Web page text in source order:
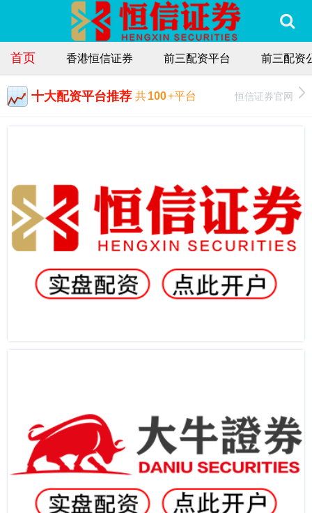
首页 香港恒信证券 前三配资平台 前三配资
十大配资平台推荐 共100+平台 恒信证券官网